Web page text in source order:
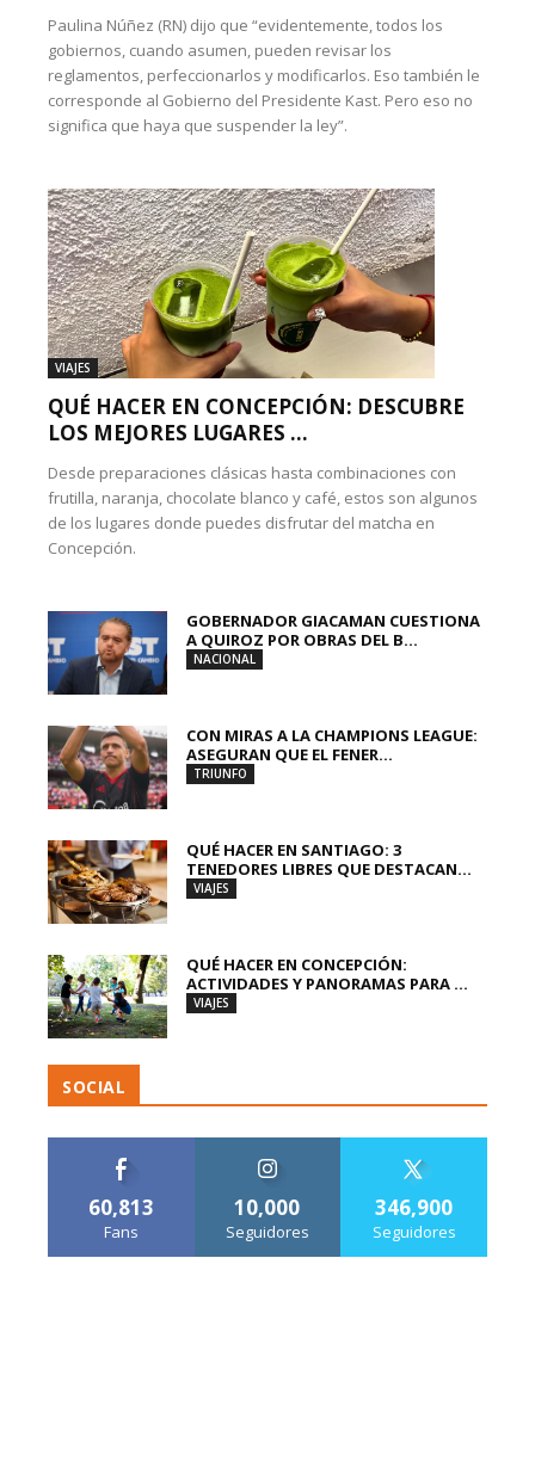
Paulina Núñez (RN) dijo que “evidentemente, todos los
gobiernos, cuando asumen, pueden revisar los
reglamentos, perfeccionarlos y modificarlos. Eso también le
corresponde al Gobierno del Presidente Kast. Pero eso no
significa que haya que suspender la ley”.
VIAJES
QUÉ HACER EN CONCEPCIÓN: DESCUBRE
LOS MEJORES LUGARES ...
Desde preparaciones clásicas hasta combinaciones con
frutilla, naranja, chocolate blanco y café, estos son algunos
de los lugares donde puedes disfrutar del matcha en
Concepción.
GOBERNADOR GIACAMAN CUESTIONA
A QUIROZ POR OBRAS DEL B...
NACIONAL
CON MIRAS A LA CHAMPIONS LEAGUE:
ASEGURAN QUE EL FENER...
TRIUNFO
QUÉ HACER EN SANTIAGO: 3
TENEDORES LIBRES QUE DESTACAN...
VIAJES
QUÉ HACER EN CONCEPCIÓN:
ACTIVIDADES Y PANORAMAS PARA ...
VIAJES
SOCIAL
60,813
Fans
10,000
Seguidores
346,900
Seguidores